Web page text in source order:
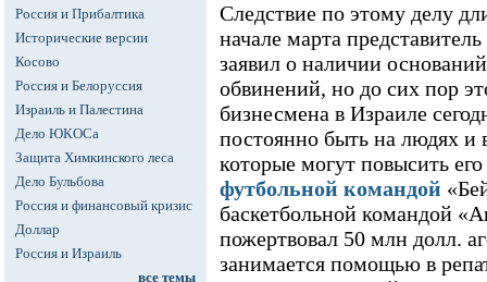
Россия и Прибалтика
Исторические версии
Косово
Россия и Белоруссия
Израиль и Палестина
Дело ЮКОСа
Защита Химкинского леса
Дело Бульбова
Россия и финансовый кризис
Доллар
Россия и Израиль
все темы
Следствие по этому делу
начале марта
заявил о наличии
обвинений, но до сих пор
бизнесмена в Израиле
постоянно быть на людях и
которые могут повысить
футбольной командой
баскетбольной командой
пожертвовал 50 млн долл.
занимается помощью в